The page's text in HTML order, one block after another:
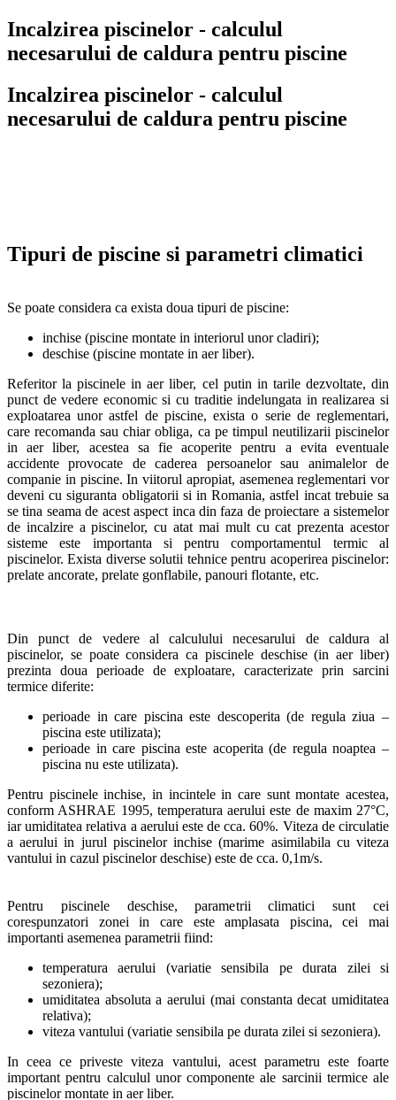
Incalzirea piscinelor - calculul
necesarului de caldura pentru piscine
Incalzirea piscinelor - calculul
necesarului de caldura pentru piscine
Tipuri de piscine si parametri climatici
Se poate considera ca exista doua tipuri de piscine:
inchise (piscine montate in interiorul unor cladiri);
deschise (piscine montate in aer liber).
Referitor la piscinele in aer liber, cel putin in tarile dezvoltate, din
punct de vedere economic si cu traditie indelungata in realizarea si
exploatarea unor astfel de piscine, exista o serie de reglementari,
care recomanda sau chiar obliga, ca pe timpul neutilizarii piscinelor
in aer liber, acestea sa fie acoperite pentru a evita eventuale
accidente provocate de caderea persoanelor sau animalelor de
companie in piscine. In viitorul apropiat, asemenea reglementari vor
deveni cu siguranta obligatorii si in Romania, astfel incat trebuie sa
se tina seama de acest aspect inca din faza de proiectare a sistemelor
de incalzire a piscinelor, cu atat mai mult cu cat prezenta acestor
sisteme este importanta si pentru comportamentul termic al
piscinelor. Exista diverse solutii tehnice pentru acoperirea piscinelor:
prelate ancorate, prelate gonflabile, panouri flotante, etc.
Din punct de vedere al calculului necesarului de caldura al
piscinelor, se poate considera ca piscinele deschise (in aer liber)
prezinta doua perioade de exploatare, caracterizate prin sarcini
termice diferite:
perioade in care piscina este descoperita (de regula ziua –
piscina este utilizata);
perioade in care piscina este acoperita (de regula noaptea –
piscina nu este utilizata).
Pentru piscinele inchise, in incintele in care sunt montate acestea,
conform ASHRAE 1995, temperatura aerului este de maxim 27°C,
iar umiditatea relativa a aerului este de cca. 60%. Viteza de circulatie
a aerului in jurul piscinelor inchise (marime asimilabila cu viteza
vantului in cazul piscinelor deschise) este de cca. 0,1m/s.
Pentru piscinele deschise, parametrii climatici sunt cei
corespunzatori zonei in care este amplasata piscina, cei mai
importanti asemenea parametrii fiind:
temperatura aerului (variatie sensibila pe durata zilei si
sezoniera);
umiditatea absoluta a aerului (mai constanta decat umiditatea
relativa);
viteza vantului (variatie sensibila pe durata zilei si sezoniera).
In ceea ce priveste viteza vantului, acest parametru este foarte
important pentru calculul unor componente ale sarcinii termice ale
piscinelor montate in aer liber.